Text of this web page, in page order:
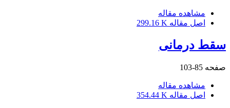
مشاهده مقاله
اصل مقاله 299.16 K
سقط درمانی
صفحه 85-103
مشاهده مقاله
اصل مقاله 354.44 K